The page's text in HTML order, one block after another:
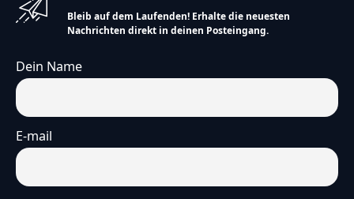
Bleib auf dem Laufenden! Erhalte die neuesten
Nachrichten direkt in deinen Posteingang.
Dein Name
E-mail